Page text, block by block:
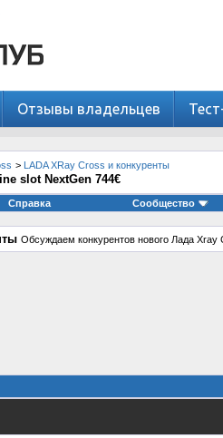
Отзывы владельцев
> LADA XRay Cross и конкуренты
slot NextGen 744€
Справка Сообщество
Обсуждаем конкурентов нового Лада Xray